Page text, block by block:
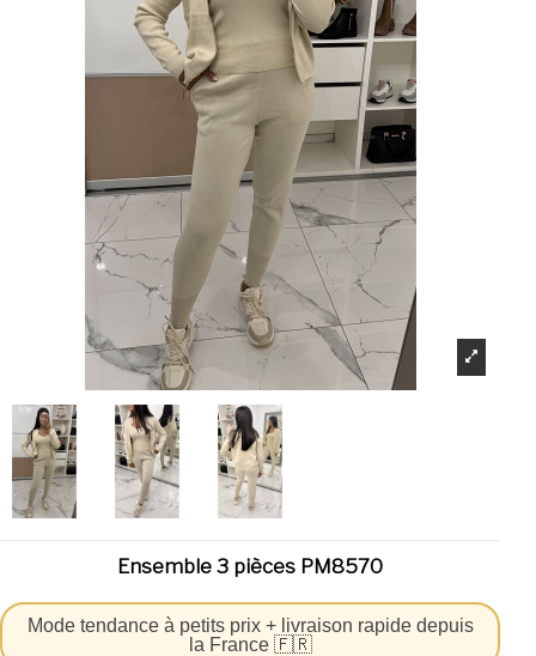
Ensemble 3 pièces PM8570
Mode tendance à petits prix + livraison rapide depuis
la France 🇫🇷